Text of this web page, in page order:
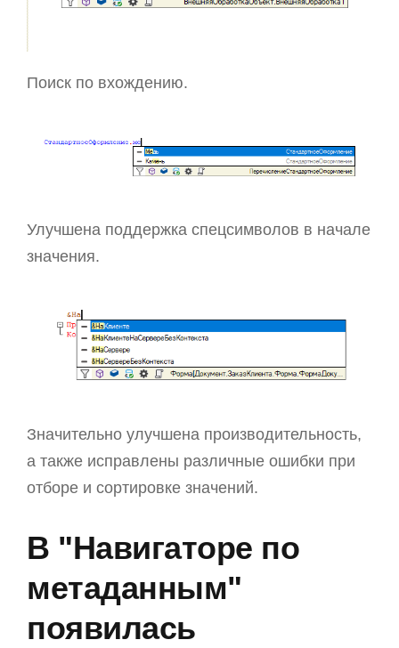
Поиск по вхождению.
Улучшена поддержка спецсимволов в начале
значения.
Значительно улучшена производительность,
а также исправлены различные ошибки при
отборе и сортировке значений.
В "Навигаторе по
метаданным"
появилась